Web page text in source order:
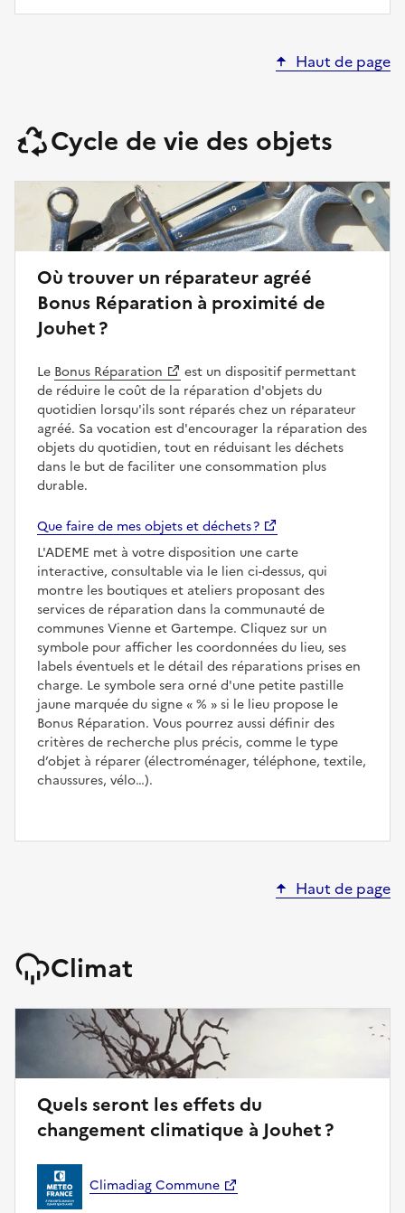
Haut de page
Cycle de vie des objets
Où trouver un réparateur agréé
Bonus Réparation à proximité de
Jouhet ?
Le Bonus Réparation
est un dispositif permettant
de réduire le coût de la réparation d'objets du
quotidien lorsqu'ils sont réparés chez un réparateur
agréé. Sa vocation est d'encourager la réparation des
objets du quotidien, tout en réduisant les déchets
dans le but de faciliter une consommation plus
durable.
Que faire de mes objets et déchets ?
L'ADEME met à votre disposition une carte
interactive, consultable via le lien ci-dessus, qui
montre les boutiques et ateliers proposant des
services de réparation dans la communauté de
communes Vienne et Gartempe. Cliquez sur un
symbole pour afficher les coordonnées du lieu, ses
labels éventuels et le détail des réparations prises en
charge. Le symbole sera orné d'une petite pastille
jaune marquée du signe
%
si le lieu propose le
Bonus Réparation. Vous pourrez aussi définir des
critères de recherche plus précis, comme le type
d’objet à réparer (électroménager, téléphone, textile,
chaussures, vélo…).
Haut de page
Climat
Quels seront les effets du
changement climatique à Jouhet ?
Climadiag Commune